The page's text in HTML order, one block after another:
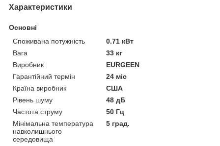
Характеристики
Основні
Споживана потужність
0.71 кВт
Вага
33 кг
Виробник
EURGEEN
Гарантійний термін
24 міс
Країна виробник
США
Рівень шуму
48 дБ
Частота струму
50 Гц
Мінімальна температура
навколишнього
середовища
5 град.